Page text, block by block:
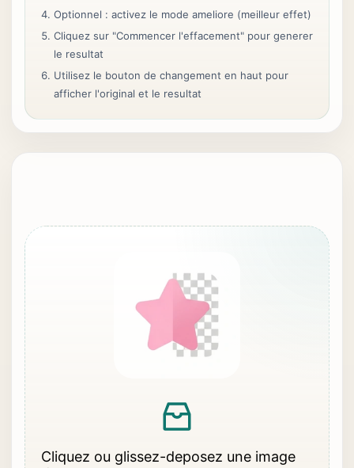
Optionnel : activez le mode ameliore (meilleur effet)
Cliquez sur "Commencer l'effacement" pour generer
le resultat
Utilisez le bouton de changement en haut pour
afficher l'original et le resultat
Cliquez ou glissez-deposez une image